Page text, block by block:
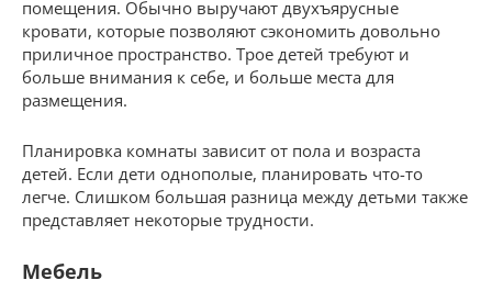
помещения. Обычно выручают двухъярусные
кровати, которые позволяют сэкономить довольно
приличное пространство. Трое детей требуют и
больше внимания к себе, и больше места для
размещения.
Планировка комнаты зависит от пола и возраста
детей. Если дети однополые, планировать что-то
легче. Слишком большая разница между детьми также
представляет некоторые трудности.
Мебель